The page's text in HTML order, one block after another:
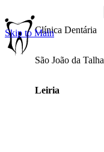
Skip to MainClínica Dentária
São João da Talha
Leiria